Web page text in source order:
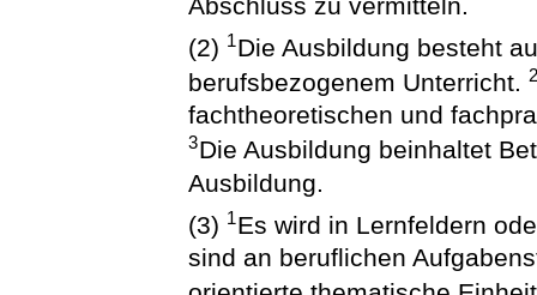
(2) 1Die Ausbildung besteht
berufsbezogenem Unterricht.
fachtheoretischen und
3Die Ausbildung beinhaltet
Ausbildung.
(3) 1Es wird in Lernfeldern
sind an beruflichen